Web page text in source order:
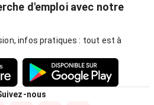
d'emploi avec notre
infos pratiques : tout est à
nous